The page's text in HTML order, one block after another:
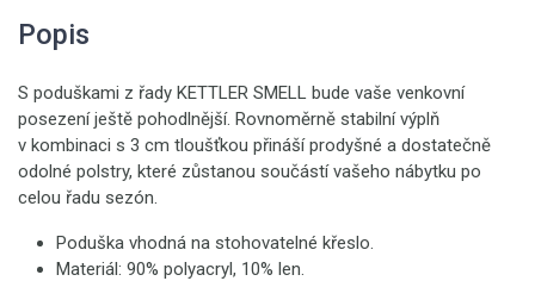
Popis
S poduškami z řady KETTLER SMELL bude vaše venkovní
posezení ještě pohodlnější. Rovnoměrně stabilní výplň
v kombinaci s 3 cm tloušťkou přináší prodyšné a dostatečně
odolné polstry, které zůstanou součástí vašeho nábytku po
celou řadu sezón.
Poduška vhodná na stohovatelné křeslo.
Materiál: 90% polyacryl, 10% len.